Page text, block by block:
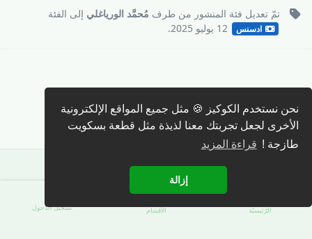
نحن نستخدم الكوكيز 🍪 مثل جميع المواقع الإلكترونية
الأخرى لجعل تجربتك معنا لذيذة مثل قطعة بسكويت
طازجة ! قراءة المزيد
إزالة
تمّ تعديل فئة المنشور من طرف مُحمَّد الورياغلي إلى الفئة
ادسنس 12 يوليو 2025 .
كتابة رد 🖊️
الرّئيسيّة الأقسَام تسجيل الدّخول